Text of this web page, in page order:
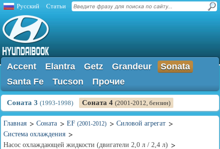
Русский Статьи
Accent Elantra Getz Grandeur
Sonata
Santa Fe
Tucson Прочие
Соната 3 (1993-1998) Соната 4 (2001-2012, бензин)
Главная Соната EF (2001-2012)
Силовой агрегат
Система охлаждения
Насос охлаждающей жидкости (двигатели 2,0 л / 2,4 л)